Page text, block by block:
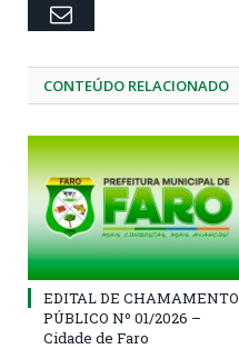
Email
CONTEÚDO RELACIONADO
EDITAL DE CHAMAMENTO
PÚBLICO Nº 01/2026 –
Cidade de Faro